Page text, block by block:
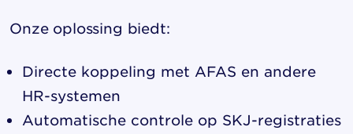
Onze oplossing biedt:
Directe koppeling met AFAS en andere
HR-systemen
Automatische controle op SKJ-registraties